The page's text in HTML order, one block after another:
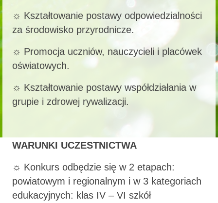
☼ Kształtowanie postawy odpowiedzialności
za środowisko przyrodnicze.
☼ Promocja uczniów, nauczycieli i placówek
oświatowych.
☼ Kształtowanie postawy współdziałania w
grupie i zdrowej rywalizacji.
WARUNKI UCZESTNICTWA
☼ Konkurs odbędzie się w 2 etapach:
powiatowym i regionalnym i w 3 kategoriach
edukacyjnych: klas IV – VI szkół